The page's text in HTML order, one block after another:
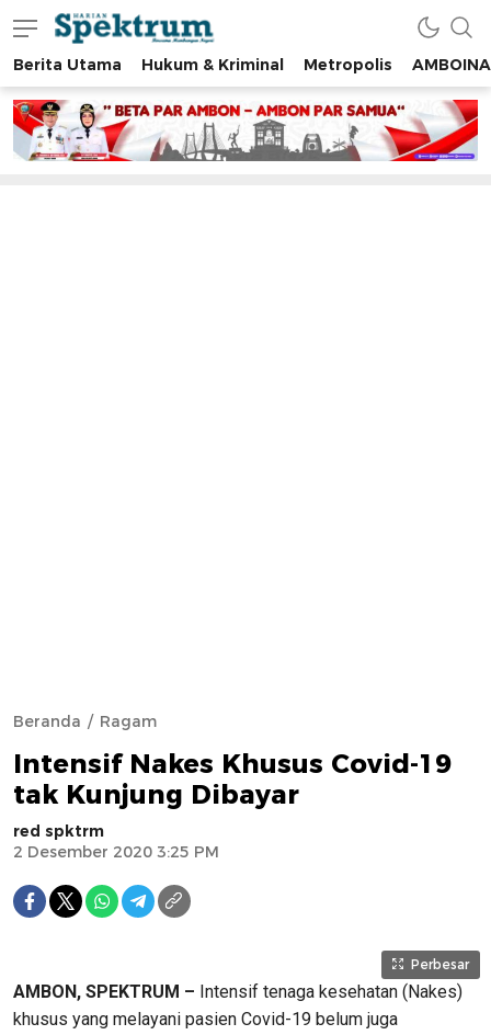
spektrumonline.com
Berita Utama Hukum & Kriminal Metropolis AMBOINA
Beranda Ragam
Intensif Nakes Khusus Covid-19
tak Kunjung Dibayar
red spktrm
2 Desember 2020 3:25 PM
Perbesar
AMBON, SPEKTRUM – Intensif tenaga kesehatan (Nakes)
khusus yang melayani pasien Covid-19 belum juga